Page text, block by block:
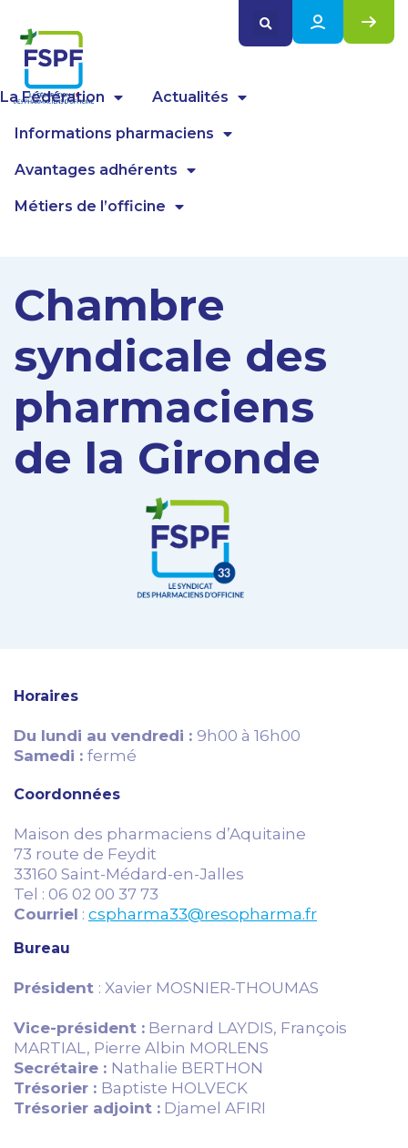
La Fédération Actualités
Informations pharmaciens
Avantages adhérents
Métiers de l’officine
Chambre
syndicale des
pharmaciens
de la Gironde
Horaires
Du lundi au vendredi : 9h00 à 16h00
Samedi : fermé
Coordonnées
Maison des pharmaciens d’Aquitaine
73 route de Feydit
33160 Saint-Médard-en-Jalles
Tel : 06 02 00 37 73
Courriel : cspharma33@resopharma.fr
Bureau
Président : Xavier MOSNIER-THOUMAS
Vice-président : Bernard LAYDIS, François
MARTIAL, Pierre Albin MORLENS
Secrétaire : Nathalie BERTHON
Trésorier : Baptiste HOLVECK
Trésorier adjoint : Djamel AFIRI